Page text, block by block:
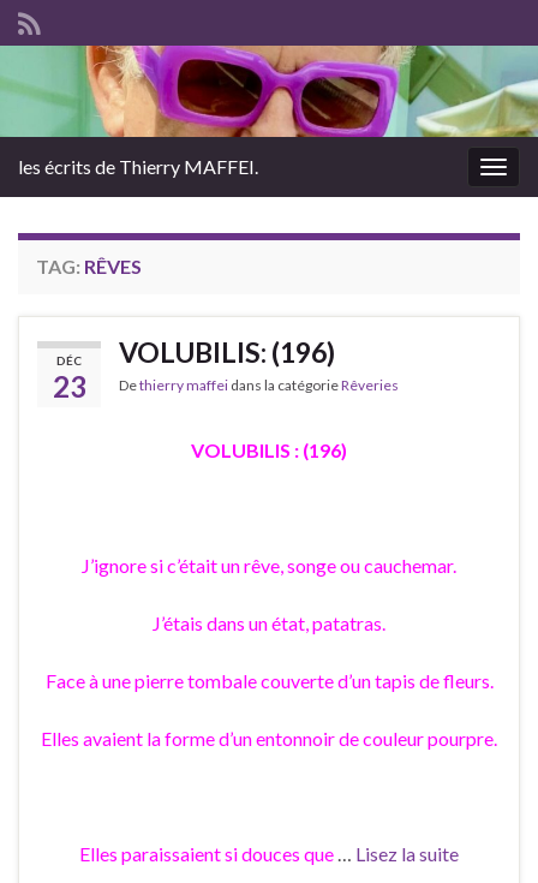
les écrits de Thierry MAFFEI.
TAG: RÊVES
DÉC
23
VOLUBILIS: (196)
Dethierry maffei dans la catégorieRêveries
VOLUBILIS : (196)
J’ignore si c’était un rêve, songe ou cauchemar.
J’étais dans un état, patatras.
Face à une pierre tombale couverte d’un tapis de fleurs.
Elles avaient la forme d’un entonnoir de couleur pourpre.
Elles paraissaient si douces que … Lisez la suite